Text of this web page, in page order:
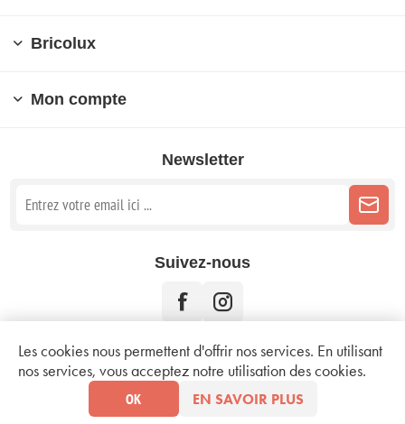
Bricolux
Mon compte
Newsletter
Suivez-nous
Copyright © 2026 Bricolux. Tous droits réservés.
Conditions d'utilisation
Les cookies nous permettent d'offrir nos services. En utilisant
nos services, vous acceptez notre utilisation des cookies.
OK EN SAVOIR PLUS